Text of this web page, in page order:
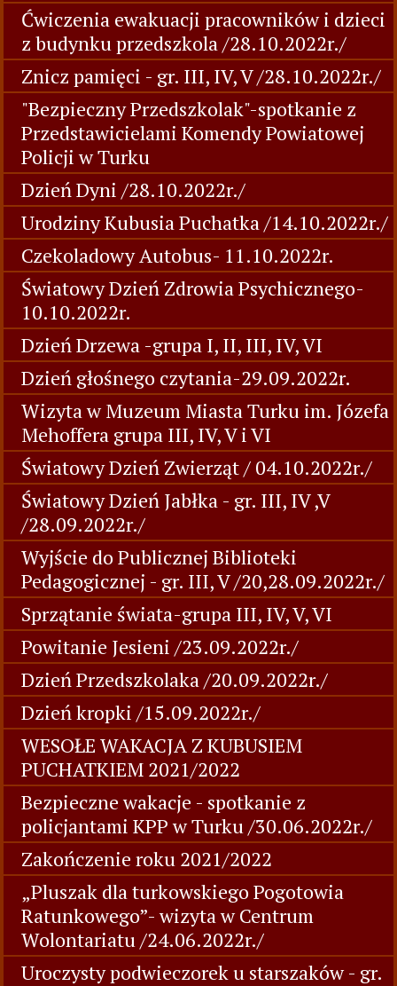
Ćwiczenia ewakuacji pracowników i dzieci
z budynku przedszkola /28.10.2022r./
Znicz pamięci - gr. III, IV, V /28.10.2022r./
"Bezpieczny Przedszkolak"-spotkanie z
Przedstawicielami Komendy Powiatowej
Policji w Turku
Dzień Dyni /28.10.2022r./
Urodziny Kubusia Puchatka /14.10.2022r./
Czekoladowy Autobus- 11.10.2022r.
Światowy Dzień Zdrowia Psychicznego-
10.10.2022r.
Dzień Drzewa -grupa I, II, III, IV, VI
Dzień głośnego czytania-29.09.2022r.
Wizyta w Muzeum Miasta Turku im. Józefa
Mehoffera grupa III, IV, V i VI
Światowy Dzień Zwierząt / 04.10.2022r./
Światowy Dzień Jabłka - gr. III, IV ,V
/28.09.2022r./
Wyjście do Publicznej Biblioteki
Pedagogicznej - gr. III, V /20,28.09.2022r./
Sprzątanie świata-grupa III, IV, V, VI
Powitanie Jesieni /23.09.2022r./
Dzień Przedszkolaka /20.09.2022r./
Dzień kropki /15.09.2022r./
WESOŁE WAKACJA Z KUBUSIEM
PUCHATKIEM 2021/2022
Bezpieczne wakacje - spotkanie z
policjantami KPP w Turku /30.06.2022r./
Zakończenie roku 2021/2022
„Pluszak dla turkowskiego Pogotowia
Ratunkowego”- wizyta w Centrum
Wolontariatu /24.06.2022r./
Uroczysty podwieczorek u starszaków - gr.